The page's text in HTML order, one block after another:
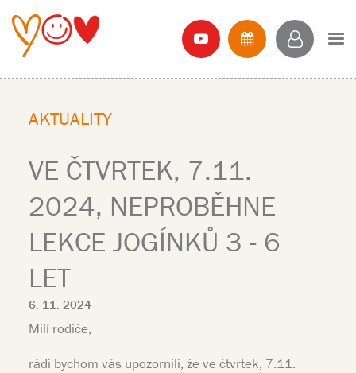
AKTUALITY
VE ČTVRTEK, 7.11.
2024, NEPROBĚHNE
LEKCE JOGÍNKŮ 3 - 6
LET
6. 11. 2024
Milí rodiče,
rádi bychom vás upozornili, že ve čtvrtek, 7.11.